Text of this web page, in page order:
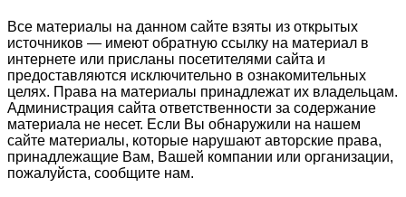
Все материалы на данном сайте взяты из открытых
источников — имеют обратную ссылку на материал в
интернете или присланы посетителями сайта и
предоставляются исключительно в ознакомительных
целях. Права на материалы принадлежат их владельцам.
Администрация сайта ответственности за содержание
материала не несет. Если Вы обнаружили на нашем
сайте материалы, которые нарушают авторские права,
принадлежащие Вам, Вашей компании или организации,
пожалуйста, сообщите нам.